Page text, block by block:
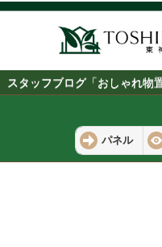
スタッフブログ「おしゃれ物
パネル